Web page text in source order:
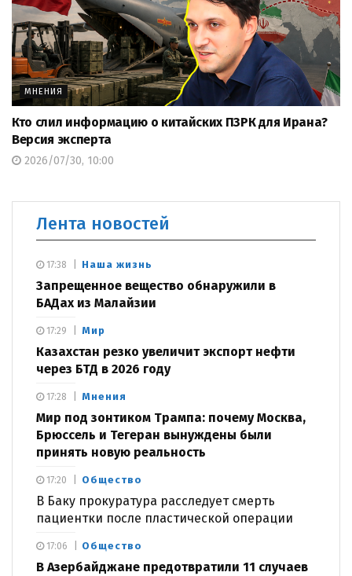
МНЕНИЯ
Кто слил информацию о китайских ПЗРК для Ирана?
Версия эксперта
2026/07/30, 10:00
Лента новостей
Наша жизнь
Запрещенное вещество обнаружили в
БАДах из Малайзии
17:38
Мир
Казахстан резко увеличит экспорт нефти
через БТД в 2026 году
17:29
Мнения
Мир под зонтиком Трампа: почему Москва,
Брюссель и Тегеран вынуждены были
принять новую реальность
17:28
Общество
В Баку прокуратура расследует смерть
пациентки после пластической операции
17:20
Общество
В Азербайджане предотвратили 11 случаев
17:06